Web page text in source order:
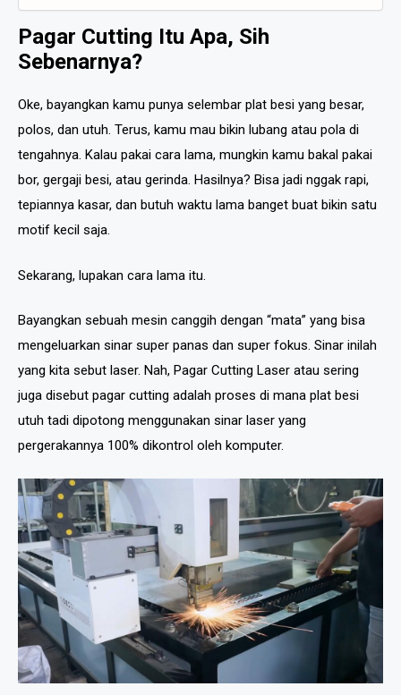
Pagar Cutting Itu Apa, Sih
Sebenarnya?
Oke, bayangkan kamu punya selembar plat besi yang besar,
polos, dan utuh. Terus, kamu mau bikin lubang atau pola di
tengahnya. Kalau pakai cara lama, mungkin kamu bakal pakai
bor, gergaji besi, atau gerinda. Hasilnya? Bisa jadi nggak rapi,
tepiannya kasar, dan butuh waktu lama banget buat bikin satu
motif kecil saja.
Sekarang, lupakan cara lama itu.
Bayangkan sebuah mesin canggih dengan “mata” yang bisa
mengeluarkan sinar super panas dan super fokus. Sinar inilah
yang kita sebut laser. Nah, Pagar Cutting Laser atau sering
juga disebut pagar cutting adalah proses di mana plat besi
utuh tadi dipotong menggunakan sinar laser yang
pergerakannya 100% dikontrol oleh komputer.